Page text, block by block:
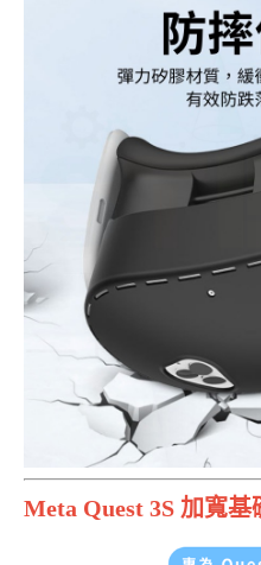
Meta Quest 3S 加寬基